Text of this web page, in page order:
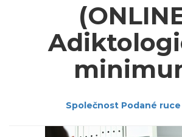
Společnost Podané ruce